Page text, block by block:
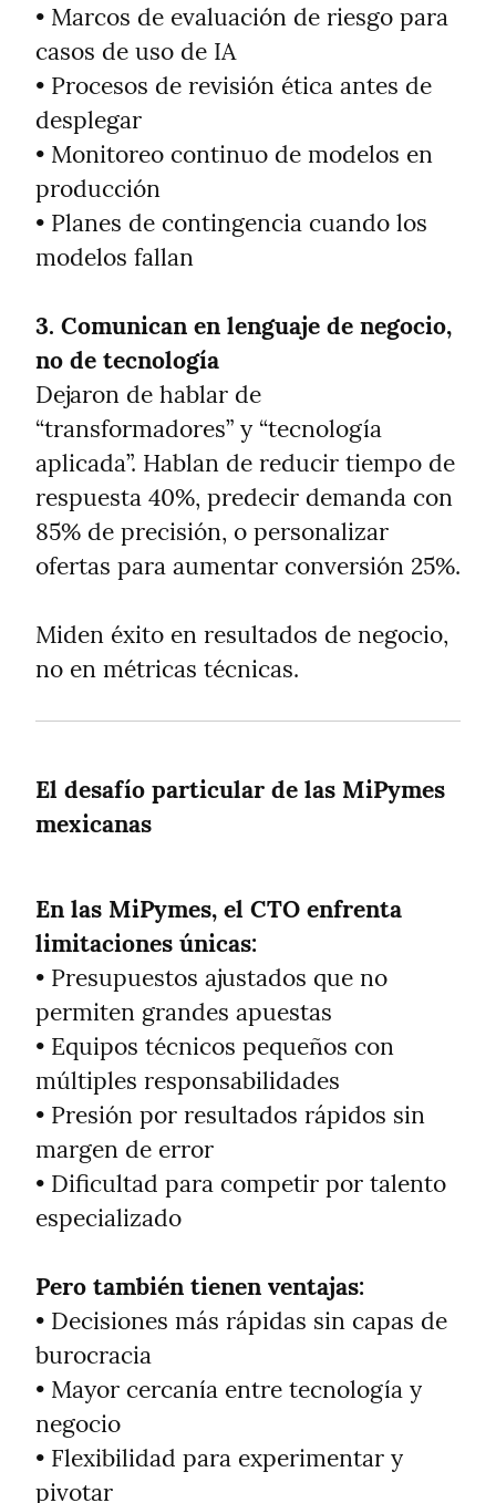
• Marcos de evaluación de riesgo para
casos de uso de IA
• Procesos de revisión ética antes de
desplegar
• Monitoreo continuo de modelos en
producción
• Planes de contingencia cuando los
modelos fallan
3. Comunican en lenguaje de negocio,
no de tecnología
Dejaron de hablar de
“transformadores” y “tecnología
aplicada”. Hablan de reducir tiempo de
respuesta 40%, predecir demanda con
85% de precisión, o personalizar
ofertas para aumentar conversión 25%.
Miden éxito en resultados de negocio,
no en métricas técnicas.
El desafío particular de las MiPymes
mexicanas
En las MiPymes, el CTO enfrenta
limitaciones únicas:
• Presupuestos ajustados que no
permiten grandes apuestas
• Equipos técnicos pequeños con
múltiples responsabilidades
• Presión por resultados rápidos sin
margen de error
• Dificultad para competir por talento
especializado
Pero también tienen ventajas:
• Decisiones más rápidas sin capas de
burocracia
• Mayor cercanía entre tecnología y
negocio
• Flexibilidad para experimentar y
pivotar